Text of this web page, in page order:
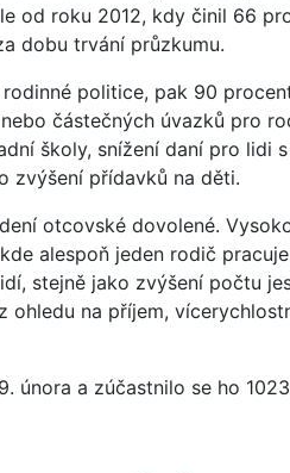
od roku 2012, kdy činil 66
dobu trvání průzkumu.
politice, pak 90
částečných úvazků pro
školy, snížení daní pro lidi
zvýšení přídavků na děti.
otcovské dovolené.
alespoň jeden rodič
stejně jako zvýšení počtu
ohledu na příjem,
února a zúčastnilo se ho